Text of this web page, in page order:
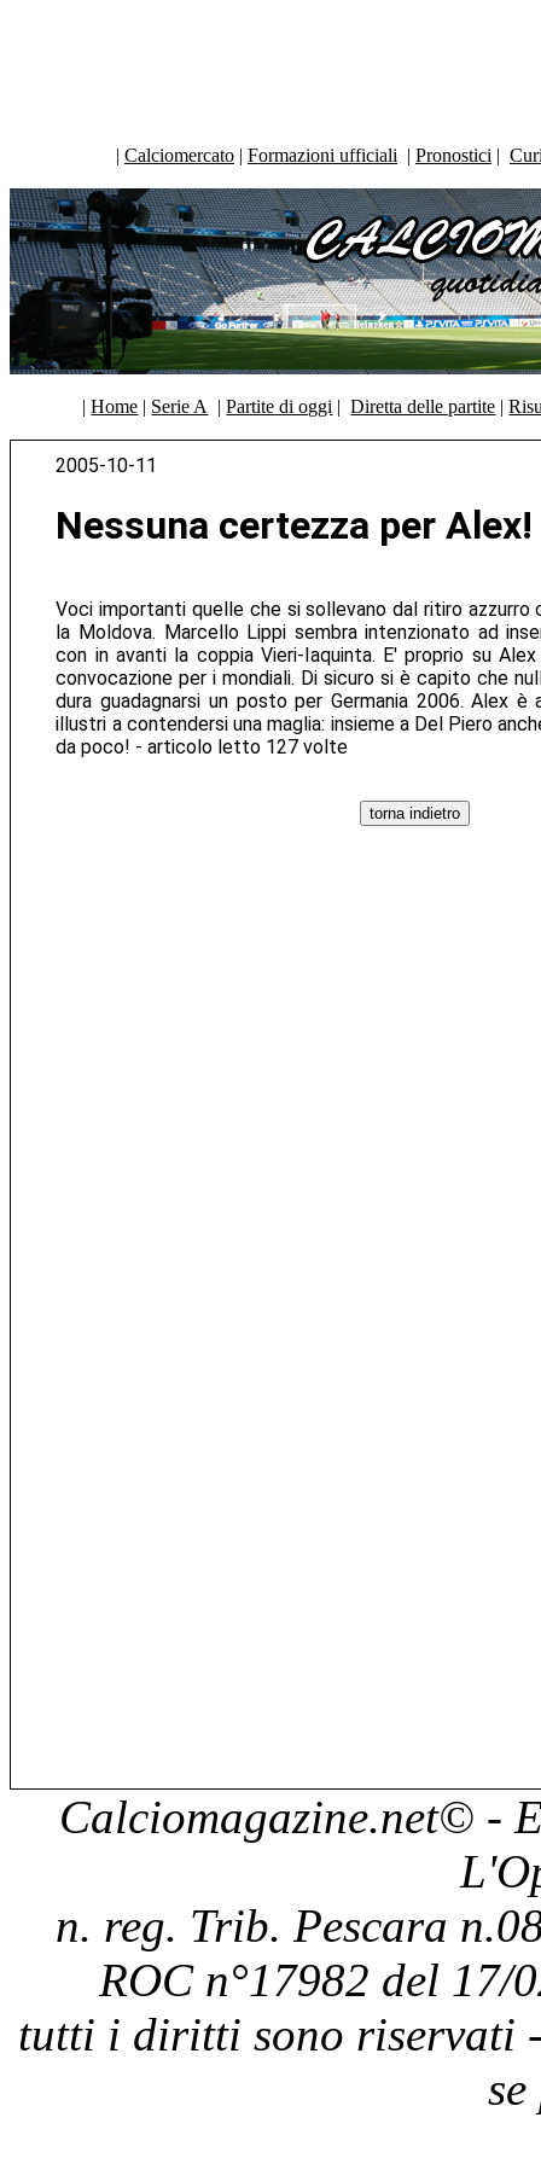
| Calciomercato | Formazioni ufficiali | Pronostici |
|Home | Serie A |Partite di oggi |Diretta delle partite |
2005-10-11
Nessuna certezza per Alex!
Voci importanti quelle che si sollevano dal ritiro
la Moldova. Marcello Lippi sembra intenzionato ad
con in avanti la coppia Vieri-Iaquinta. E' proprio su
convocazione per i mondiali. Di sicuro si è capito che
dura guadagnarsi un posto per Germania 2006. Alex
illustri a contendersi una maglia: insieme a Del Piero
da poco! - articolo letto 127 volte
Calciomagazine.net© -
n. reg. Trib. Pescara
ROC n°17982 del 17/
tutti i diritti sono riservati